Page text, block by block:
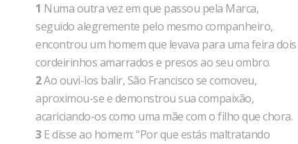
1 Numa outra vez em que passou pela Marca,
seguido alegremente pelo mesmo companheiro,
encontrou um homem que levava para uma feira dois
cordeirinhos amarrados e presos ao seu ombro.
2Ao ouvi-los balir, São Francisco se comoveu,
aproximou-se e demonstrou sua compaixão,
acariciando-os como uma mãe com o filho que chora.
3E disse ao homem: “Por que estás maltratando